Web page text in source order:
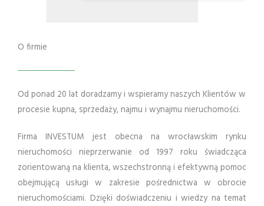
O firmie
Od ponad 20 lat doradzamy i wspieramy naszych Klientów w
procesie kupna, sprzedaży, najmu i wynajmu nieruchomości.
Firma INVESTUM jest obecna na wrocławskim rynku
nieruchomości nieprzerwanie od 1997 roku świadcząca
zorientowaną na klienta, wszechstronną i efektywną pomoc
obejmującą usługi w zakresie pośrednictwa w obrocie
nieruchomościami. Dzięki doświadczeniu i wiedzy na temat